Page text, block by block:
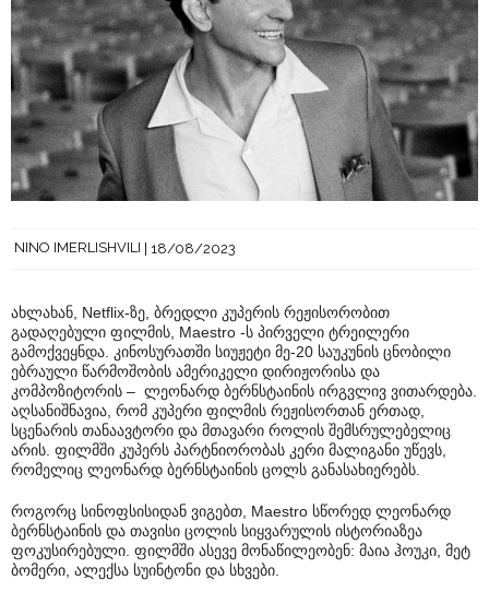
NINO IMERLISHVILI 18/08/2023
ახლახან, Netflix-ზე, ბრედლი კუპერის რეჟისორობით
გადაღებული ფილმის, Maestro -ს პირველი ტრეილერი
გამოქვეყნდა. კინოსურათში სიუჟეტი მე-20 საუკუნის ცნობილი
ებრაული წარმოშობის ამერიკელი დირიჟორისა და
კომპოზიტორის – ლეონარდ ბერნსტაინის ირგვლივ ვითარდება.
აღსანიშნავია, რომ კუპერი ფილმის რეჟისორთან ერთად,
სცენარის თანაავტორი და მთავარი როლის შემსრულებელიც
არის. ფილმში კუპერს პარტნიორობას კერი მალიგანი უწევს,
რომელიც ლეონარდ ბერნსტაინის ცოლს განასახიერებს.
როგორც სინოფსისიდან ვიგებთ, Maestro სწორედ ლეონარდ
ბერნსტაინის და თავისი ცოლის სიყვარულის ისტორიაზეა
ფოკუსირებული. ფილმში ასევე მონაწილეობენ: მაია ჰოუკი, მეტ
ბომერი, ალექსა სუინტონი და სხვები.